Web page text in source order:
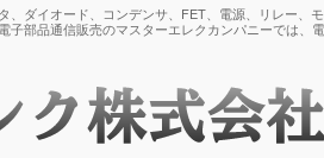
、ダイオード、コンデンサ、FET、電源、リレー
部品通信販売のマスターエレクカンパニーでは、